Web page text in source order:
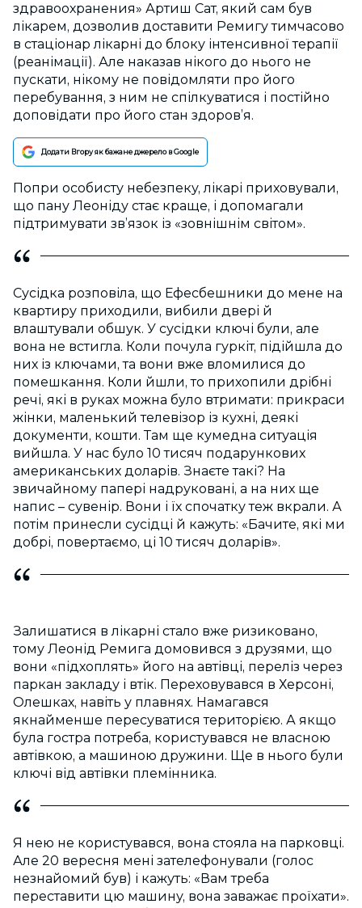
здравоохранения» Артиш Сат, який сам був
лікарем, дозволив доставити Ремигу тимчасово
в стаціонар лікарні до блоку інтенсивної терапії
(реанімації). Але наказав нікого до нього не
пускати, нікому не повідомляти про його
перебування, з ним не спілкуватися і постійно
доповідати про його стан здоров’я.
Додати Вгору як бажане джерело в Google
Попри особисту небезпеку, лікарі приховували,
що пану Леоніду стає краще, і допомагали
підтримувати зв’язок із «зовнішнім світом».
Сусідка розповіла, що Ефесбешники до мене на
квартиру приходили, вибили двері й
влаштували обшук. У сусідки ключі були, але
вона не встигла. Коли почула гуркіт, підійшла до
них із ключами, та вони вже вломилися до
помешкання. Коли йшли, то прихопили дрібні
речі, які в руках можна було втримати: прикраси
жінки, маленький телевізор із кухні, деякі
документи, кошти. Там ще кумедна ситуація
вийшла. У нас було 10 тисяч подарункових
американських доларів. Знаєте такі? На
звичайному папері надруковані, а на них ще
напис – сувенір. Вони і їх спочатку теж вкрали. А
потім принесли сусідці й кажуть: «Бачите, які ми
добрі, повертаємо, ці 10 тисяч доларів».
Залишатися в лікарні стало вже ризиковано,
тому Леонід Ремига домовився з друзями, що
вони «підхоплять» його на автівці, переліз через
паркан закладу і втік. Переховувався в Херсоні,
Олешках, навіть у плавнях. Намагався
якнайменше пересуватися територією. А якщо
була гостра потреба, користувався не власною
автівкою, а машиною дружини. Ще в нього були
ключі від автівки племінника.
Я нею не користувався, вона стояла на парковці.
Але 20 вересня мені зателефонували (голос
незнайомий був) і кажуть: «Вам треба
переставити цю машину, вона заважає проїхати».